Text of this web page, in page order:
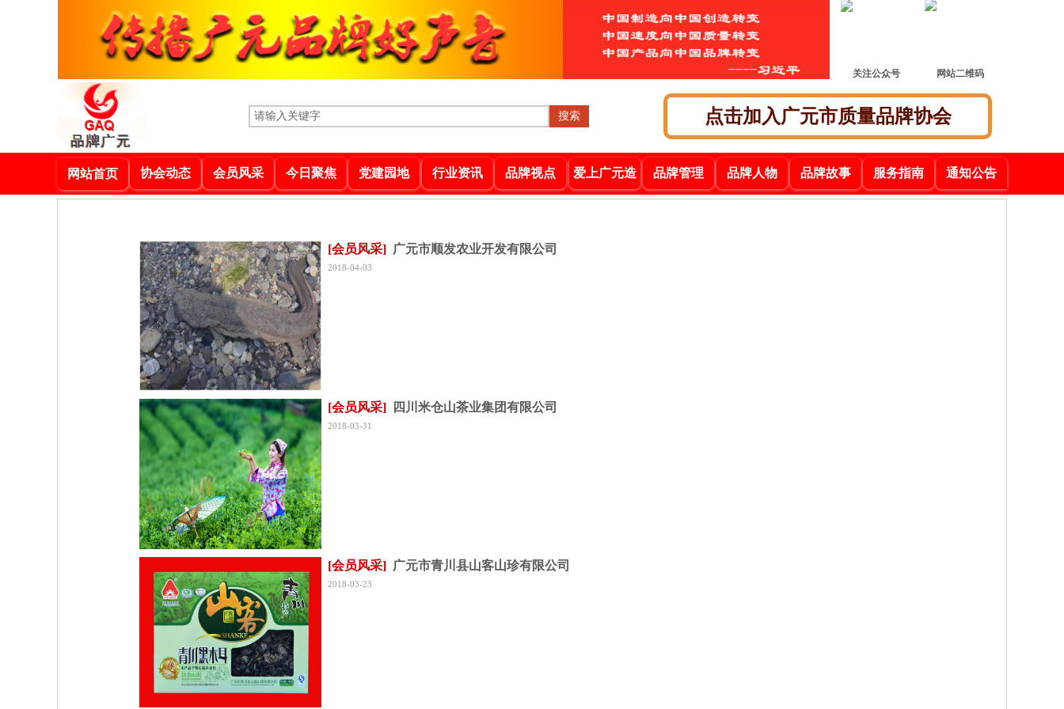
关注公众号 网站二维码
点击加入广元市质量品牌协会
搜索
协会动态 服务指南 通知公告
品牌故事
品牌视点
今日聚焦 行业资讯
会员风采 党建园地 品牌人物
爱上广元造 品牌管理
网站首页
[会员风采] 广元市顺发农业开发有限公司
2018-04-03
[会员风采] 四川米仓山茶业集团有限公司
2018-03-31
[会员风采] 广元市青川县山客山珍有限公司
2018-03-23